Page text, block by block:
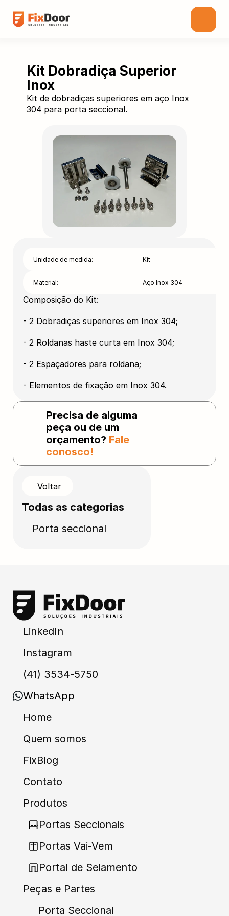
Voltar
Todas as categorias
Porta seccional
Kit Dobradiça Superior
Inox
Kit de dobradiças superiores em aço Inox
304 para porta seccional.
Unidade de medida: Kit
Material: Aço Inox 304
Composição do Kit:
- 2 Dobradiças superiores em Inox 304;
- 2 Roldanas haste curta em Inox 304;
- 2 Espaçadores para roldana;
- Elementos de fixação em Inox 304.
Precisa de alguma
peça ou de um
orçamento? Fale
conosco!
LinkedIn
Instagram
(41) 3534-5750
WhatsApp
Home
Quem somos
FixBlog
Contato
Produtos
Portas Seccionais
Portas Vai-Vem
Portal de Selamento
Peças e Partes
Porta Seccional